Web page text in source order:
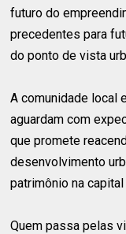
futuro do
precedentes para
do ponto de vista
A comunidade local
aguardam com
que promete
desenvolvimento
patrimônio na
Quem passa pelas